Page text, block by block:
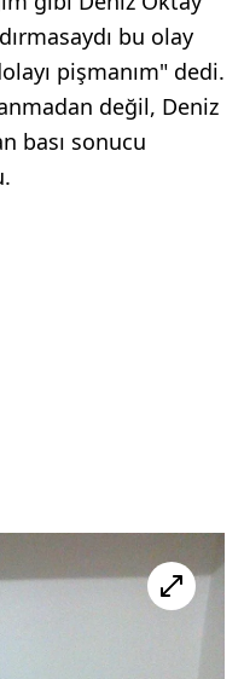
bu olay
pişmanım" dedi.
değil, Deniz
bası sonucu